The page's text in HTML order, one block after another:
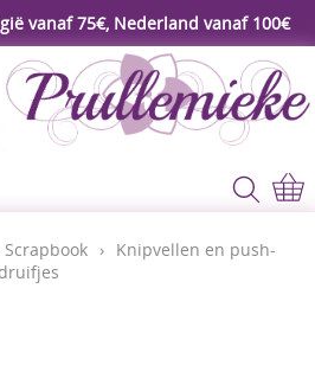
vanaf 75€, Nederland vanaf 100€
› Knipvellen en push-